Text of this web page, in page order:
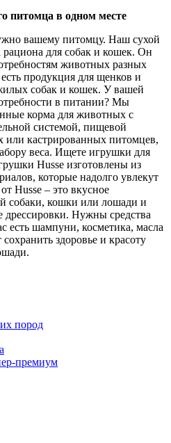
питомца в одном месте
вашему питомцу. Наш сухой
рациона для собак и кошек. Он
животных разных
продукция для щенков и
собак и кошек. У вашей
в питании? Мы
корма для животных с
системой, пищевой
или кастрированных питомцев,
веса. Ищете игрушки для
Husse изготовлены из
которые надолго увлекут
Husse – это вкусное
собаки, кошки или лошади и
дрессировки. Нужны средства
есть шампуни, косметика, масла
здоровье и красоту
пород
премиум